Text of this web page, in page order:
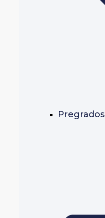
Pregrados